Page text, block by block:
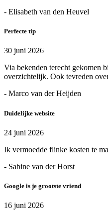
- Elisabeth van den Heuvel
Perfecte tip
30 juni 2026
Via bekenden terecht gekomen
overzichtelijk. Ook tevreden
- Marco van der Heijden
Duidelijke website
24 juni 2026
Ik vermoedde flinke kosten te
- Sabine van der Horst
Google is je grootste vriend
16 juni 2026